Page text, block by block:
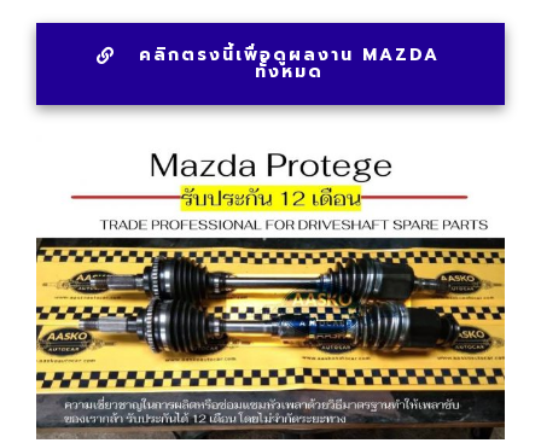
คลิกตรงนี้เพื่อดูผลงาน MAZDA
ทั้งหมด